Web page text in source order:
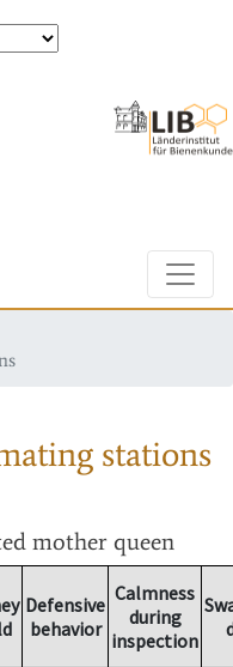
stations
mother queen
Defensive
behavior
Calmness
during
inspection